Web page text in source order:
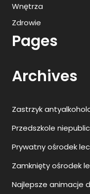
Wnętrza
Zdrowie
Pages
Archives
Zastrzyk
Przedszkole
Prywatny ośrodek
Zamknięty ośrodek
Najlepsze animacje